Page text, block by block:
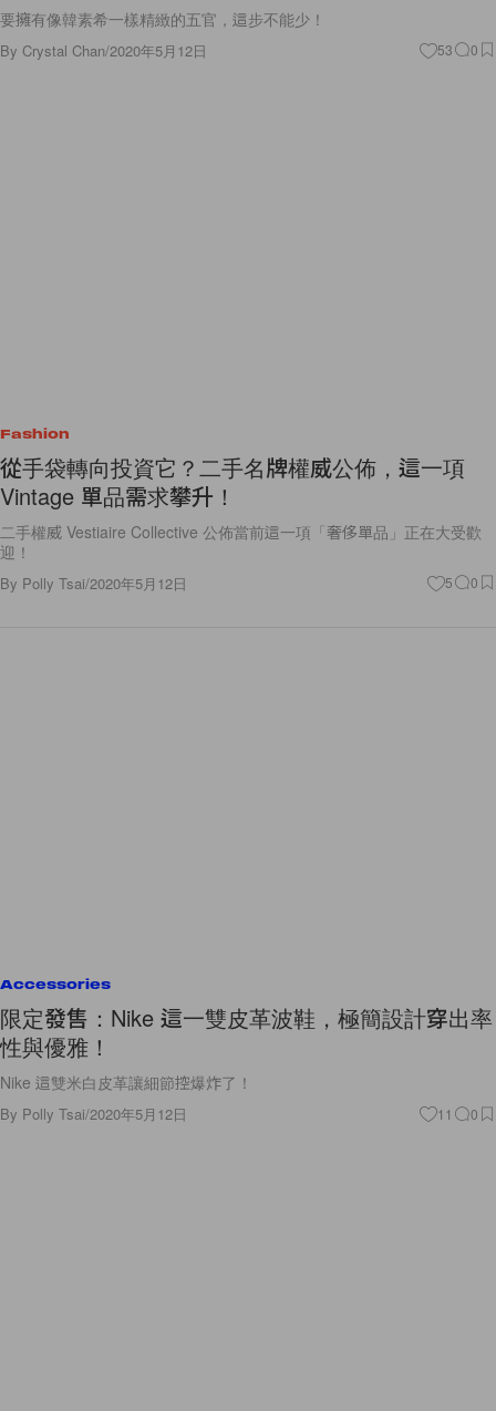
要擁有像韓素希一樣精緻的五官，這步不能少！
By Crystal Chan/2020年5月12日 53 0
Fashion
從手袋轉向投資它？二手名牌權威公佈，這一項
Vintage 單品需求攀升！
二手權威 Vestiaire Collective 公佈當前這一項「奢侈單品」正在大受歡
迎！
By Polly Tsai/2020年5月12日 5 0
Accessories
限定發售：Nike 這一雙皮革波鞋，極簡設計穿出率
性與優雅！
Nike 這雙米白皮革讓細節控爆炸了！
By Polly Tsai/2020年5月12日 11 0